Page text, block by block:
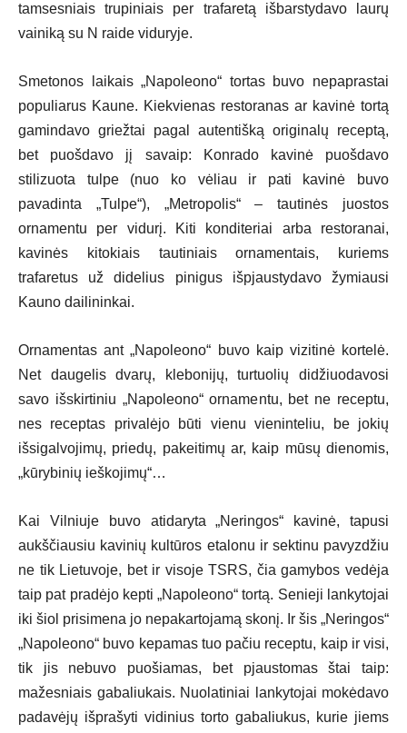
tamsesniais trupiniais per trafaretą išbarstydavo laurų
vainiką su N raide viduryje.
Smetonos laikais „Napoleono“ tortas buvo nepaprastai
populiarus Kaune. Kiekvienas restoranas ar kavinė tortą
gamindavo griežtai pagal autentišką originalų receptą,
bet puošdavo jį savaip: Konrado kavinė puošdavo
stilizuota tulpe (nuo ko vėliau ir pati kavinė buvo
pavadinta „Tulpe“), „Metropolis“ – tautinės juostos
ornamentu per vidurį. Kiti konditeriai arba restoranai,
kavinės kitokiais tautiniais ornamentais, kuriems
trafaretus už didelius pinigus išpjaustydavo žymiausi
Kauno dailininkai.
Ornamentas ant „Napoleono“ buvo kaip vizitinė kortelė.
Net daugelis dvarų, klebonijų, turtuolių didžiuodavosi
savo išskirtiniu „Napoleono“ ornamentu, bet ne receptu,
nes receptas privalėjo būti vienu vieninteliu, be jokių
išsigalvojimų, priedų, pakeitimų ar, kaip mūsų dienomis,
„kūrybinių ieškojimų“…
Kai Vilniuje buvo atidaryta „Neringos“ kavinė, tapusi
aukščiausiu kavinių kultūros etalonu ir sektinu pavyzdžiu
ne tik Lietuvoje, bet ir visoje TSRS, čia gamybos vedėja
taip pat pradėjo kepti „Napoleono“ tortą. Senieji lankytojai
iki šiol prisimena jo nepakartojamą skonį. Ir šis „Neringos“
„Napoleono“ buvo kepamas tuo pačiu receptu, kaip ir visi,
tik jis nebuvo puošiamas, bet pjaustomas štai taip:
mažesniais gabaliukais. Nuolatiniai lankytojai mokėdavo
padavėjų išprašyti vidinius torto gabaliukus, kurie jiems